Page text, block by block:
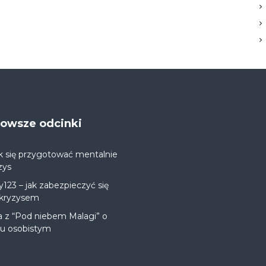
odcinki
się przygotować mentalnie
– jak zabezpieczyć się
z “Pod niebem Malagi” o
osobistym